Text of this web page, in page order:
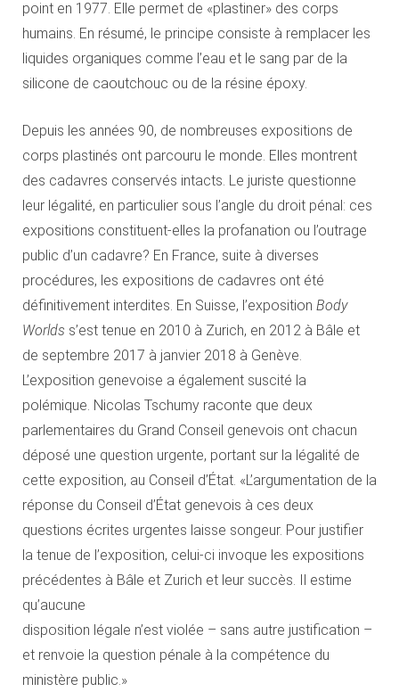
point en 1977. Elle permet de «plastiner» des corps
humains. En résumé, le principe consiste à remplacer les
liquides organiques comme l’eau et le sang par de la
silicone de caoutchouc ou de la résine époxy.
Depuis les années 90, de nombreuses expositions de
corps plastinés ont parcouru le monde. Elles montrent
des cadavres conservés intacts. Le juriste questionne
leur légalité, en particulier sous l’angle du droit pénal: ces
expositions constituent-elles la profanation ou l’outrage
public d’un cadavre? En France, suite à diverses
procédures, les expositions de cadavres ont été
définitivement interdites. En Suisse, l’exposition Body
Worlds s’est tenue en 2010 à Zurich, en 2012 à Bâle et
de septembre 2017 à janvier 2018 à Genève.
L’exposition genevoise a également suscité la
polémique. Nicolas Tschumy raconte que deux
parlementaires du Grand Conseil genevois ont chacun
déposé une question urgente, portant sur la légalité de
cette exposition, au Conseil d’État. «L’argumentation de la
réponse du Conseil d’État genevois à ces deux
questions écrites urgentes laisse songeur. Pour justifier
la tenue de l’exposition, celui-ci invoque les expositions
précédentes à Bâle et Zurich et leur succès. Il estime
qu’aucune
disposition légale n’est violée – sans autre justification –
et renvoie la question pénale à la compétence du
ministère public.»